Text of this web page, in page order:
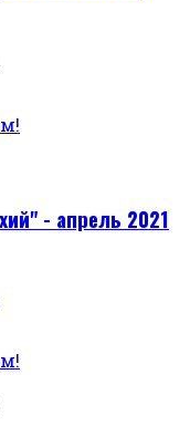
- апрель 2021